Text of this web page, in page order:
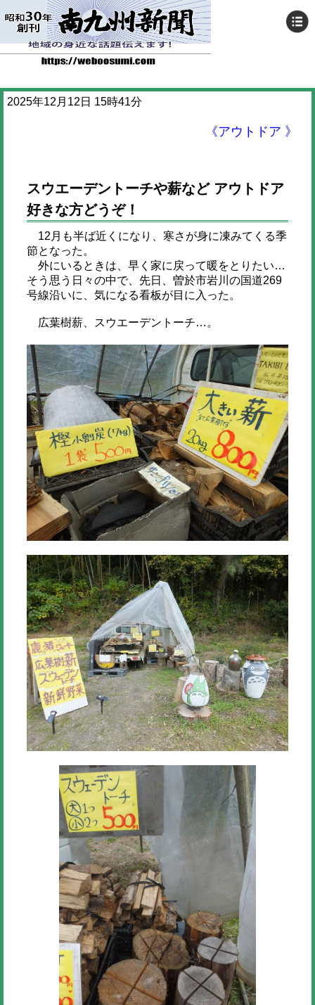
2025年12月12日 15時41分
《アウトドア 》
スウエーデントーチや薪など アウトドア
好きな方どうぞ！
12月も半ば近くになり、寒さが身に凍みてくる季
節となった。
外にいるときは、早く家に戻って暖をとりたい…
そう思う日々の中で、先日、曽於市岩川の国道269
号線沿いに、気になる看板が目に入った。
広葉樹薪、スウエーデントーチ…。